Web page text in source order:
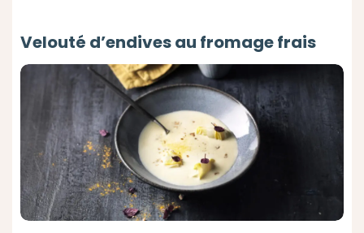
Velouté d’endives au fromage frais